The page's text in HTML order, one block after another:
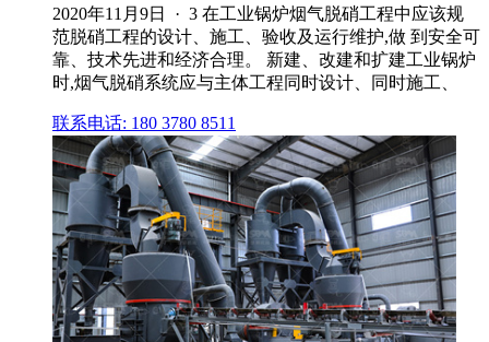
2020年11月9日 · 3 在工业锅炉烟气脱硝工程中应该规
范脱硝工程的设计、施工、验收及运行维护,做 到安全可
靠、技术先进和经济合理。 新建、改建和扩建工业锅炉
时,烟气脱硝系统应与主体工程同时设计、同时施工、
联系电话: 180 3780 8511